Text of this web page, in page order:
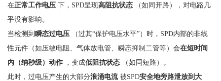
在正常工作电压 下， SPD呈现高阻抗状态
（如同开路），对电路几
乎没有影响。
当检测到瞬态过电压 （过其“保护电压水平”）时，SPD内部的非线
性元件（如压敏电阻、气体放电管、瞬态抑制二管等）会在短时间
内（纳秒级）动作
，变成低阻抗状态
（如同短路）。
此时，过电压产生的大部分浪涌电流 被SPD安全地旁路泄放到大